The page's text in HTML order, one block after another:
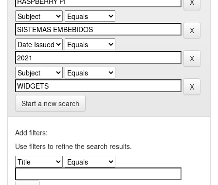
Start a new search
Add filters:
Use filters to refine the search results.